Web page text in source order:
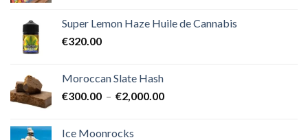
€350.00
Super Lemon Haze Huile de Cannabis
€320.00
Moroccan Slate Hash
€300.00 – €2,000.00Plage
Ice Moonrocks